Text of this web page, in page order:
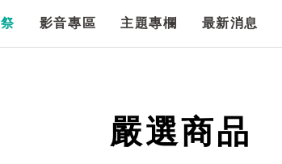
影音專區 主題專欄 最新消息
嚴選商品